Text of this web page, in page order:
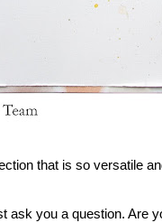
that is so versatile
ask you a question. Are